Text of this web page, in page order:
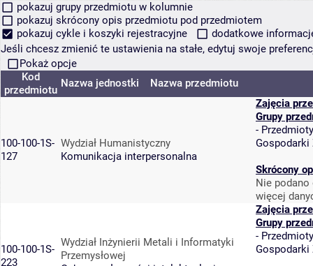
pokazuj grupy przedmiotu w kolumnie
pokazuj skrócony opis przedmiotu pod przedmiotem
pokazuj cykle i koszyki rejestracyjne
dodatkowe
Jeśli chcesz zmienić te ustawienia na stałe, edytuj swoje
Pokaż opcje
Kod
przedmiotu
Nazwa jednostki Nazwa przedmiotu
100-100-1S-
127
Wydział Humanistyczny
Komunikacja interpersonalna
Zajęcia
Grupy
-
Gospodarki
Skrócony
Nie
więcej
100-100-1S-
223
Wydział Inżynierii Metali i Informatyki
Przemysłowej
Zajęcia
Grupy
-
Gospodarki